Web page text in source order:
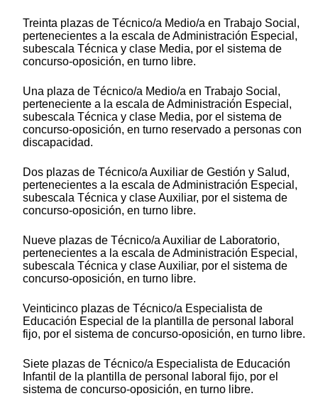
Treinta plazas de Técnico/a Medio/a en Trabajo Social,
pertenecientes a la escala de Administración Especial,
subescala Técnica y clase Media, por el sistema de
concurso-oposición, en turno libre.
Una plaza de Técnico/a Medio/a en Trabajo Social,
perteneciente a la escala de Administración Especial,
subescala Técnica y clase Media, por el sistema de
concurso-oposición, en turno reservado a personas con
discapacidad.
Dos plazas de Técnico/a Auxiliar de Gestión y Salud,
pertenecientes a la escala de Administración Especial,
subescala Técnica y clase Auxiliar, por el sistema de
concurso-oposición, en turno libre.
Nueve plazas de Técnico/a Auxiliar de Laboratorio,
pertenecientes a la escala de Administración Especial,
subescala Técnica y clase Auxiliar, por el sistema de
concurso-oposición, en turno libre.
Veinticinco plazas de Técnico/a Especialista de
Educación Especial de la plantilla de personal laboral
fijo, por el sistema de concurso-oposición, en turno libre.
Siete plazas de Técnico/a Especialista de Educación
Infantil de la plantilla de personal laboral fijo, por el
sistema de concurso-oposición, en turno libre.